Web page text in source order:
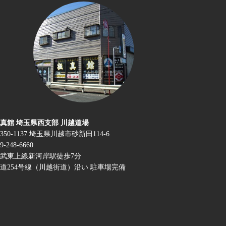
館 埼玉県西支部 川越道場
1137 埼玉県川越市砂新田114-6
248-6660
東上線新河岸駅徒歩7分
254号線（川越街道）沿い 駐車場完備